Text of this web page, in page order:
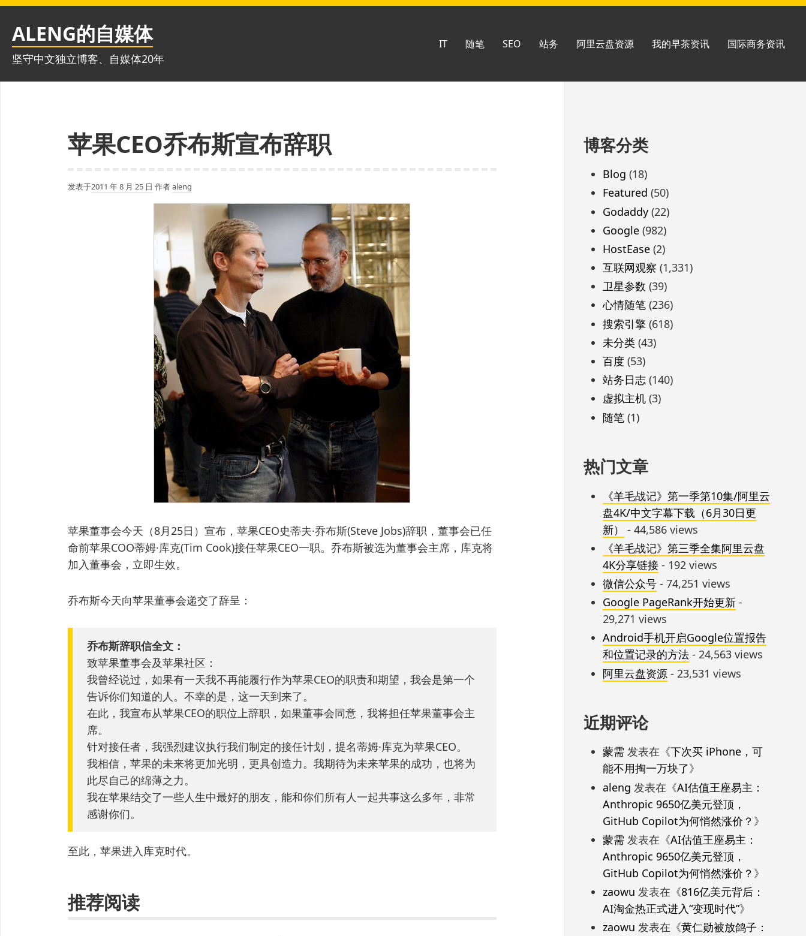
跳
ALENG的自媒体
坚守中文独立博客、自媒体20年
IT 随笔 SEO 站务 阿里云盘资源 我的早茶资讯 国际商务资讯
苹果CEO乔布斯宣布辞职
发表于2011 年 8 月 25 日 作者aleng
苹果董事会今天（8月25日）宣布，苹果CEO史蒂夫·乔布斯(Steve Jobs)辞职，董事会已任
命前苹果COO蒂姆·库克(Tim Cook)接任苹果CEO一职。乔布斯被选为董事会主席，库克将
加入董事会，立即生效。
乔布斯今天向苹果董事会递交了辞呈：
乔布斯辞职信全文：
致苹果董事会及苹果社区：
我曾经说过，如果有一天我不再能履行作为苹果CEO的职责和期望，我会是第一个
告诉你们知道的人。不幸的是，这一天到来了。
在此，我宣布从苹果CEO的职位上辞职，如果董事会同意，我将担任苹果董事会主
席。
针对接任者，我强烈建议执行我们制定的接任计划，提名蒂姆·库克为苹果CEO。
我相信，苹果的未来将更加光明，更具创造力。我期待为未来苹果的成功，也将为
此尽自己的绵薄之力。
我在苹果结交了一些人生中最好的朋友，能和你们所有人一起共事这么多年，非常
感谢你们。
至此，苹果进入库克时代。
推荐阅读
至
脚
博客分类
Blog (18)
Featured (50)
Godaddy(22)
Google(982)
HostEase(2)
互联网观察 (1,331)
卫星参数 (39)
心情随笔(236)
搜索引擎 (618)
未分类(43)
百度 (53)
站务日志(140)
虚拟主机(3)
随笔(1)
热门文章
《羊毛战记》第一季第10集/阿里云
盘4K/中文字幕下载（6月30日更
新）
- 44,586 views
《羊毛战记》第三季全集阿里云盘
4K分享链接- 192 views
微信公众号- 74,251 views
Google PageRank开始更新-
29,271 views
Android手机开启Google位置报告
和位置记录的方法- 24,563 views
阿里云盘资源- 23,531 views
近期评论
蒙需发表在《下次买 iPhone，可
能不用掏一万块了》
aleng 发表在《AI估值王座易主：
Anthropic 9650亿美元登顶，
GitHub Copilot为何悄然涨价？ 》
蒙需发表在《AI估值王座易主：
Anthropic 9650亿美元登顶，
GitHub Copilot为何悄然涨价？ 》
zaowu 发表在《816亿美元背后：
AI淘金热正式进入“变现时代”》
zaowu 发表在《黄仁勋被放鸽子：